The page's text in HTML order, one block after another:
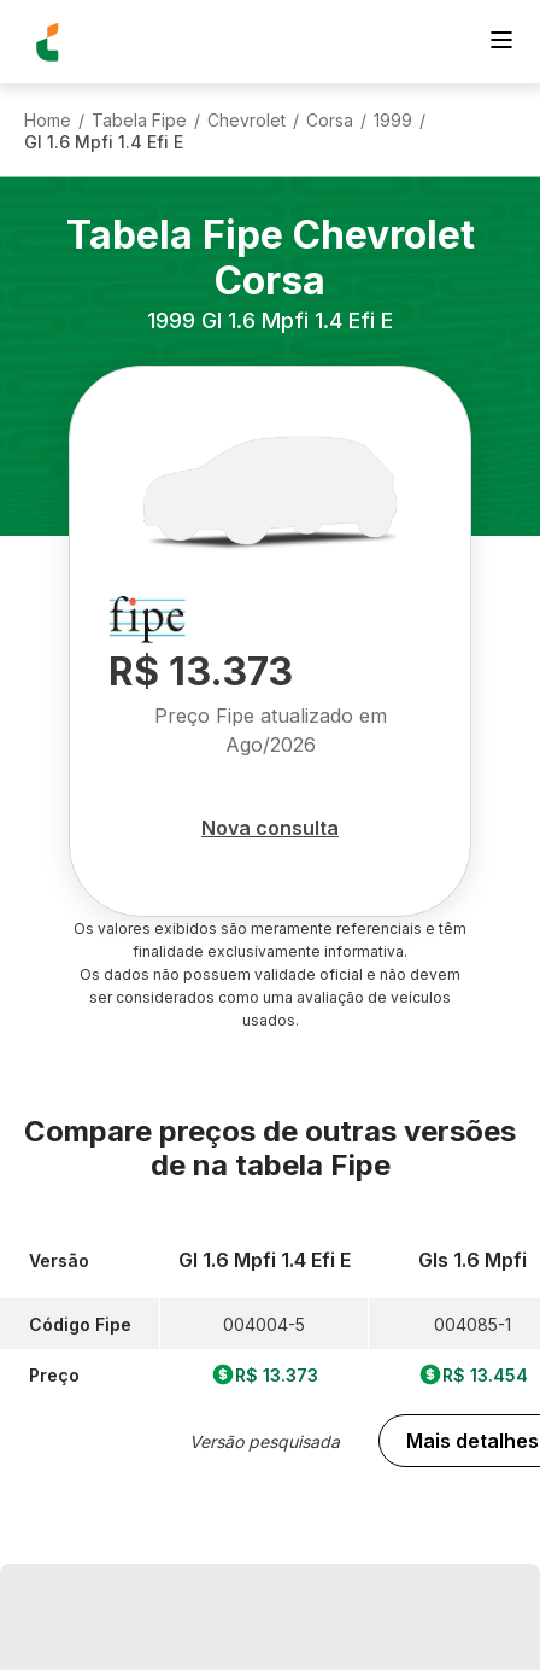
Home / Tabela Fipe / Chevrolet / Corsa / 1999 /
Gl 1.6 Mpfi 1.4 Efi E
Tabela Fipe Chevrolet
Corsa
1999 Gl 1.6 Mpfi 1.4 Efi E
R$ 13.373
Preço Fipe atualizado em
Ago/2026
Nova consulta
Os valores exibidos são meramente referenciais e têm
finalidade exclusivamente informativa.
Os dados não possuem validade oficial e não devem
ser considerados como uma avaliação de veículos
usados.
Compare preços de outras versões
de na tabela Fipe
Versão
Código Fipe
Preço
Gl 1.6 Mpfi 1.4 Efi E
004004-5
R$ 13.373
Versão pesquisada
Gls 1.6 Mpfi
004085-1
R$ 13.454
Mais detalhes